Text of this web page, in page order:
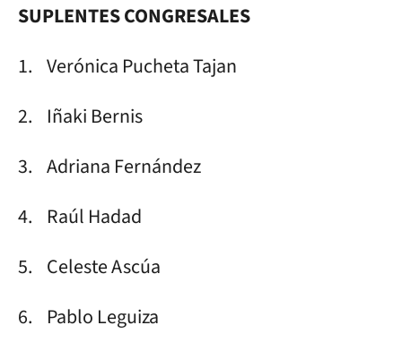
SUPLENTES CONGRESALES
1. Verónica Pucheta Tajan
2. Iñaki Bernis
3. Adriana Fernández
4. Raúl Hadad
5. Celeste Ascúa
6. Pablo Leguiza